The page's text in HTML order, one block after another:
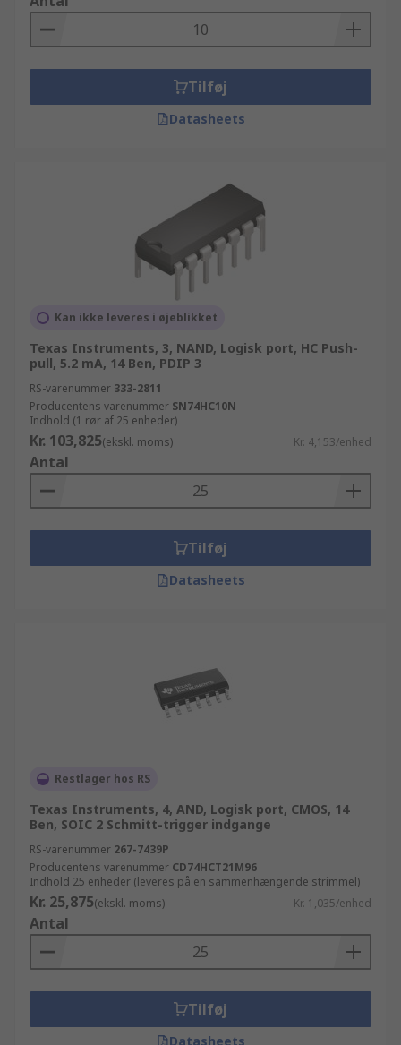
Tilføj
Datasheets
Kan ikke leveres i øjeblikket
Texas Instruments, 3, NAND, Logisk port, HC Push-
pull, 5.2 mA, 14 Ben, PDIP 3
RS-varenummer 333-2811
Producentens varenummer SN74HC10N
Indhold (1 rør af 25 enheder)
Kr. 103,825(ekskl. moms) Kr. 4,153/enhed
Antal
Tilføj
Datasheets
Restlager hos RS
Texas Instruments, 4, AND, Logisk port, CMOS, 14
Ben, SOIC 2 Schmitt-trigger indgange
RS-varenummer 267-7439P
Producentens varenummer CD74HCT21M96
Indhold 25 enheder (leveres på en sammenhængende strimmel)
Kr. 25,875(ekskl. moms) Kr. 1,035/enhed
Antal
Tilføj
Datasheets